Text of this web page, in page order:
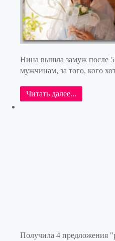
Нина вышла замуж после 5
мужчинам, за того, кого
Читать далее...
Получила 4 предложения